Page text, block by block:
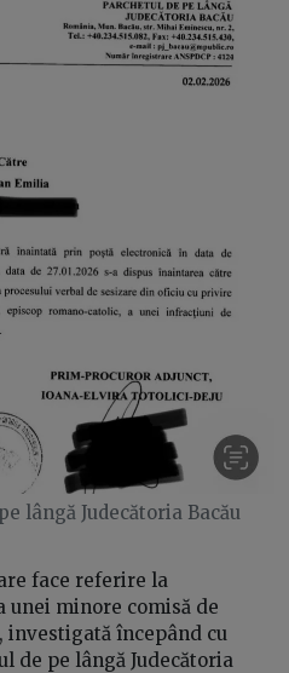
lângă Judecătoria Bacău
face referire la
unei minore comisă de
investigată începând cu
de pe lângă Judecătoria